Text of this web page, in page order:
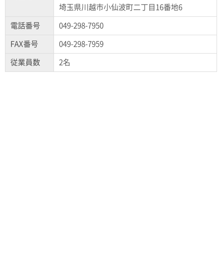
埼玉県川越市小仙波町二丁目16番地6
電話番号 049-298-7950
FAX番号 049-298-7959
従業員数 2名